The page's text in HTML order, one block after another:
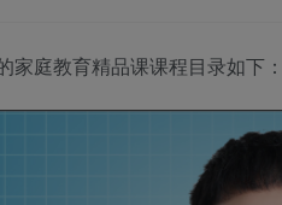
家庭教育精品课课程目录如下：